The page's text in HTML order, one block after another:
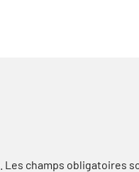
Les champs obligatoires